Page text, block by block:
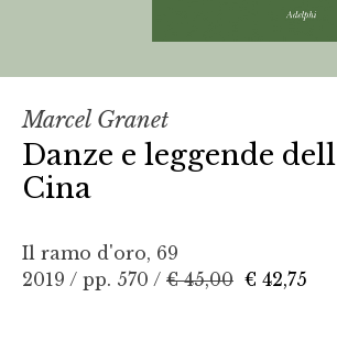
Marcel Granet
Danze e leggende
Cina
Il ramo d'oro, 69
2019 / pp. 570 / € 45,00 € 42,75